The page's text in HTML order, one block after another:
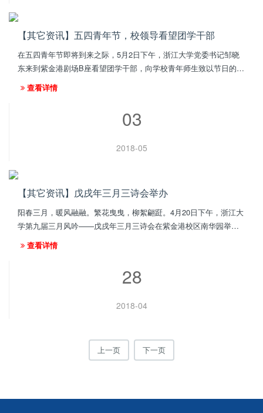
【其它资讯】五四青年节，校领导看望团学干部
在五四青年节即将到来之际，5月2日下午，浙江大学党委书记邹晓
东来到紫金港剧场B座看望团学干部，向学校青年师生致以节日的问
候。如何培养青年人才？如何旗帜鲜明地开展思想引领工作？如何
提升青年学生的获得感？...
查看详情
03
2018-05
【其它资讯】戊戌年三月三诗会举办
阳春三月，暖风融融。繁花曳曳，柳絮翩跹。4月20日下午，浙江大
学第九届三月风吟——戊戌年三月三诗会在紫金港校区南华园举
行。本届诗会以“求索”贯穿，通过主题诗歌诵读的主要形式，穿插古
诗新唱、诗伴舞、飞花...
查看详情
28
2018-04
上一页 下一页